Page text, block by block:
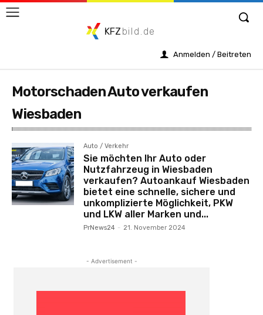
KFZ bild.de
Anmelden / Beitreten
Motorschaden Auto verkaufen
Wiesbaden
Auto / Verkehr
Sie möchten Ihr Auto oder
Nutzfahrzeug in Wiesbaden
verkaufen? Autoankauf Wiesbaden
bietet eine schnelle, sichere und
unkomplizierte Möglichkeit, PKW
und LKW aller Marken und...
PrNews24 - 21. November 2024
- Advertisement -